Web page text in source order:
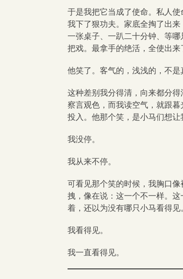
于是我把它当成了使命。私人使
我下了狠功夫。家底全掏了出
一张桌子、一趴二十分钟、等
把戏。最拿手的绝活，全使出来
他笑了。客气的，浅浅的，不是
这种差别我分得清，向来都分
察言观色，而我读空气，就跟
投入。他那个笑，是小马们想让
我没停。
我从来不停。
可看见那个笑的时候，我胸口
拽，像在说：这一个不一样。
着，还以为没有哪只小马看得见
我看得见。
我一直看得见。